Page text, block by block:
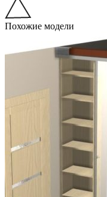
Похожие модели